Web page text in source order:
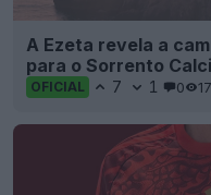
A Ezeta revela a
para o Sorrento
OFICIAL 7 1 0